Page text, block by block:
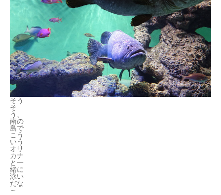
そう
そ
う、
南の
島で
こう
いう
オサ
カナ
と一
緒に
泳い
だな
～